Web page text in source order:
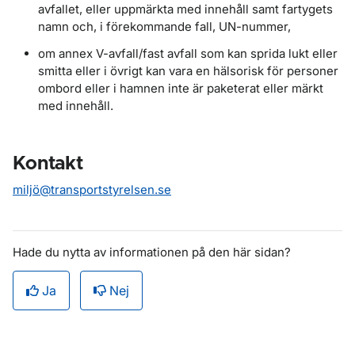
avfallet, eller uppmärkta med innehåll samt fartygets
namn och, i förekommande fall, UN-nummer,
om annex V-avfall/fast avfall som kan sprida lukt eller
smitta eller i övrigt kan vara en hälsorisk för personer
ombord eller i hamnen inte är paketerat eller märkt
med innehåll.
Kontakt
miljö@transportstyrelsen.se
Hade du nytta av informationen på den här sidan?
Ja Nej